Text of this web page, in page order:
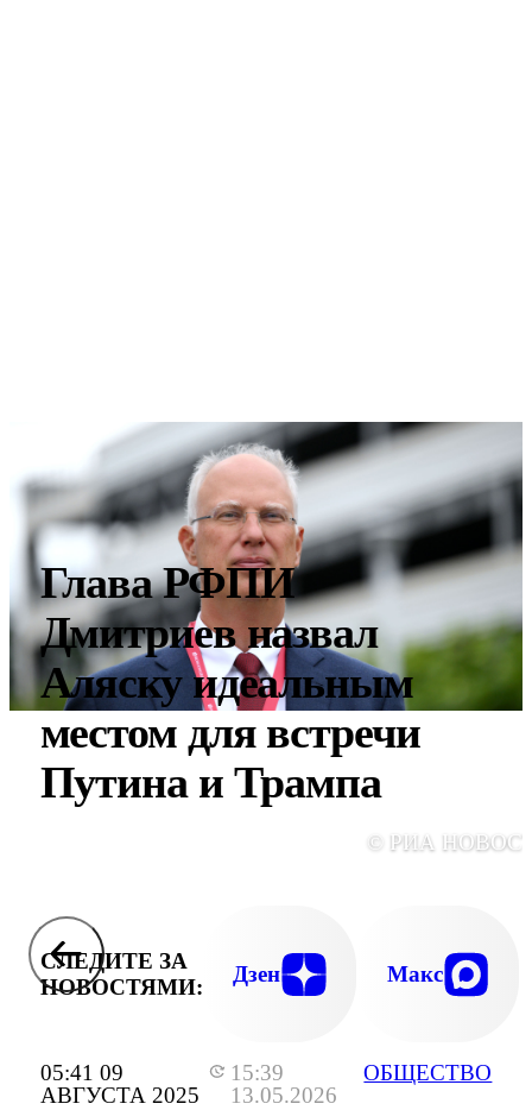
05:41 09
АВГУСТА 2025
15:39
13.05.2026
ОБЩЕСТВО
Глава РФПИ
Дмитриев назвал
Аляску идеальным
местом для встречи
Путина и Трампа
© РИА
СЛЕДИТЕ ЗА
НОВОСТЯМИ:
Дзен Макс